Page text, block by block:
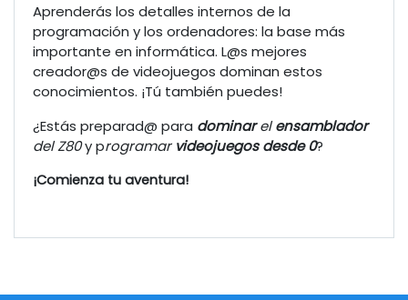
Aprenderás los detalles internos de la
programación y los ordenadores: la base más
importante en informática. L@s mejores
creador@s de videojuegos dominan estos
conocimientos. ¡Tú también puedes!
¿Estás preparad@ para dominarelensamblador
del Z80y programar videojuegos desde 0?
¡Comienza tu aventura!